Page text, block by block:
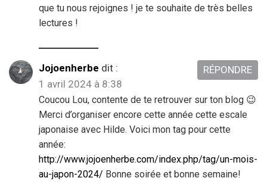
que tu nous rejoignes ! je te souhaite de très belles
lectures !
Jojoenherbe dit :
1 avril 2024 à 8:38
Coucou Lou, contente de te retrouver sur ton blog 😉
Merci d’organiser encore cette année cette escale
japonaise avec Hilde. Voici mon tag pour cette
année:
http://www.jojoenherbe.com/index.php/tag/un-mois-
au-japon-2024/ Bonne soirée et bonne semaine!
RÉPONDRE